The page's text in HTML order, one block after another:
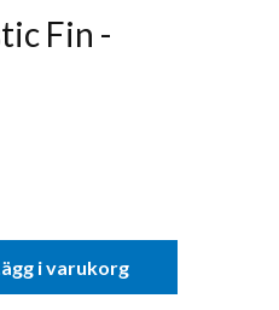
Fin -
i varukorg